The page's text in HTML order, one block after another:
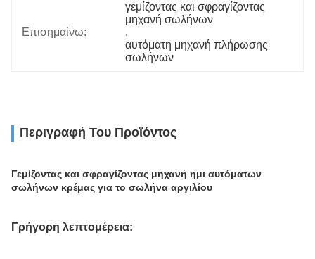
Επισημαίνω:
γεμίζοντας και σφραγίζοντας
μηχανή σωλήνων
,
αυτόματη μηχανή πλήρωσης
σωλήνων
Περιγραφή Του Προϊόντος
Γεμίζοντας και σφραγίζοντας μηχανή ημι αυτόματων
σωλήνων κρέμας για το σωλήνα αργιλίου
Γρήγορη λεπτομέρεια: